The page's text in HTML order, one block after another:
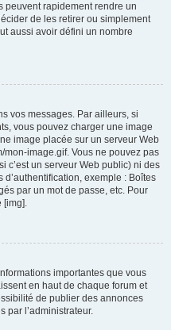
peuvent rapidement rendre un
de les retirer ou simplement
aussi avoir défini un nombre
vos messages. Par ailleurs, si
vous pouvez charger une image
image placée sur un serveur Web
mon-image.gif. Vous ne pouvez pas
c’est un serveur Web public) ni des
exemple : Boîtes
par un mot de passe, etc. Pour
[img].
importantes que vous
en haut de chaque forum et
de publier des annonces
par l’administrateur.